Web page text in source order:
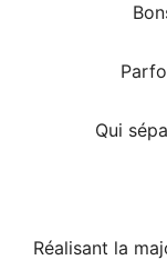
Qui
Réalisant la